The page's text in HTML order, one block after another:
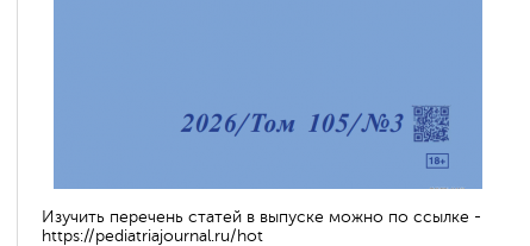
Изучить перечень статей в выпуске можно по ссылке -
https://pediatriajournal.ru/hot